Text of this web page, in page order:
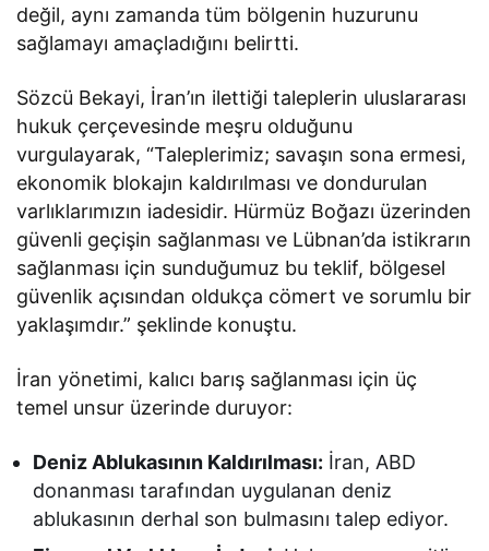
değil, aynı zamanda tüm bölgenin huzurunu
sağlamayı amaçladığını belirtti.
Sözcü Bekayi, İran’ın ilettiği taleplerin uluslararası
hukuk çerçevesinde meşru olduğunu
vurgulayarak, “Taleplerimiz; savaşın sona ermesi,
ekonomik blokajın kaldırılması ve dondurulan
varlıklarımızın iadesidir. Hürmüz Boğazı üzerinden
güvenli geçişin sağlanması ve Lübnan’da istikrarın
sağlanması için sunduğumuz bu teklif, bölgesel
güvenlik açısından oldukça cömert ve sorumlu bir
yaklaşımdır.” şeklinde konuştu.
İran yönetimi, kalıcı barış sağlanması için üç
temel unsur üzerinde duruyor:
Deniz Ablukasının Kaldırılması: İran, ABD
donanması tarafından uygulanan deniz
ablukasının derhal son bulmasını talep ediyor.